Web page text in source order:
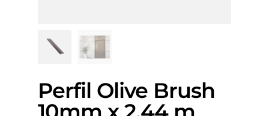
Perfil Olive Brush